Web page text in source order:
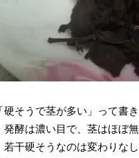
硬そうで茎が多い」って書き
発酵は濃い目で、茎はほぼ無
若干硬そうなのは変わりなし